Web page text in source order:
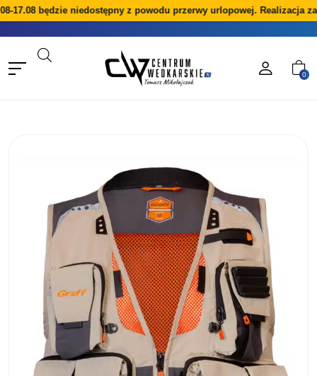
17.08 będzie niedostępny z powodu przerwy urlopowej. Realizacja
0